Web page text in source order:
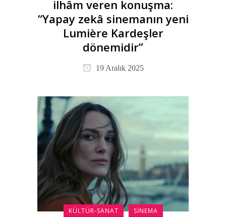
ilhâm veren konuşma:
“Yapay zekâ sinemanın yeni
Lumière Kardeşler
dönemidir”
19 Aralık 2025
KÜLTÜR-SANAT SINEMA